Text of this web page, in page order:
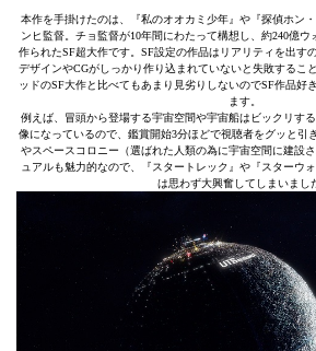
本作を手掛けたのは、『私のオオカミ少年』や『探偵ホン
ンヒ監督。チョ監督が10年間にわたって構想し、約240億ウ
作られたSF超大作です。SF設定の作品はリアリティを出す
デザインやCGがしっかり作り込まれていないと失敗するこ
ッドのSF大作と比べてもあまり見劣りしないのでSF作品好
ます。
例えば、冒頭から登場する宇宙空間や宇宙船はビックリす
像になっているので、鑑賞開始3分ほどで視聴者をグッと引
やスペースコロニー（選ばれた人類の為に宇宙空間に建設
ュアルも魅力的なので、『スタートレック』や『スターウ
は思わず大興奮してしまいまし